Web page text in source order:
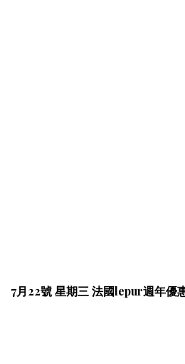
7月22號 星期三 法國lepur週年優